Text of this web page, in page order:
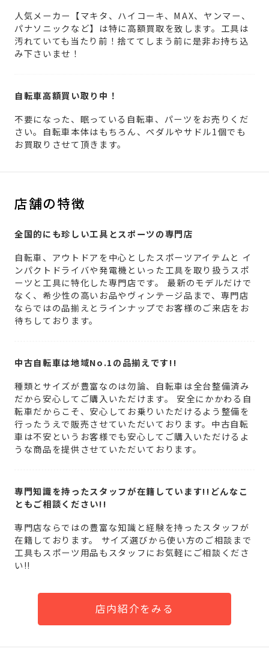
人気メーカー【マキタ、ハイコーキ、MAX、ヤンマー、
パナソニックなど】は特に高額買取を致します。工具は
汚れていても当たり前！捨ててしまう前に是非お持ち込
み下さいませ！
自転車高額買い取り中！
不要になった、眠っている自転車、パーツをお売りくだ
さい。自転車本体はもちろん、ペダルやサドル1個でも
お買取りさせて頂きます。
店舗の特徴
全国的にも珍しい工具とスポーツの専門店
自転車、アウトドアを中心としたスポーツアイテムと イ
ンパクトドライバや発電機といった工具を取り扱うスポ
ーツと工具に特化した専門店です。 最新のモデルだけで
なく、希少性の高いお品やヴィンテージ品まで、専門店
ならではの品揃えとラインナップでお客様のご来店をお
待ちしております。
中古自転車は地域No.1の品揃えです!!
種類とサイズが豊富なのは勿論、自転車は全台整備済み
だから安心してご購入いただけます。 安全にかかわる自
転車だからこそ、安心してお乗りいただけるよう整備を
行ったうえで販売させていただいております。中古自転
車は不安というお客様でも安心してご購入いただけるよ
うな商品を提供させていただいております。
専門知識を持ったスタッフが在籍しています!!どんなこ
ともご相談ください!!
専門店ならではの豊富な知識と経験を持ったスタッフが
在籍しております。 サイズ選びから使い方のご相談まで
工具もスポーツ用品もスタッフにお気軽にご相談くださ
い!!
店内紹介をみる